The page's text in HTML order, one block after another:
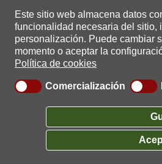
Este sitio web almacena datos
funcionalidad necesaria del
personalización. Puede cambiar
momento o aceptar la
Política de cookies
Comercialización